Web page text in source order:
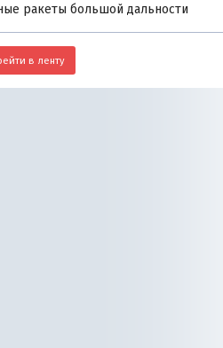
ракеты большой дальности
в ленту